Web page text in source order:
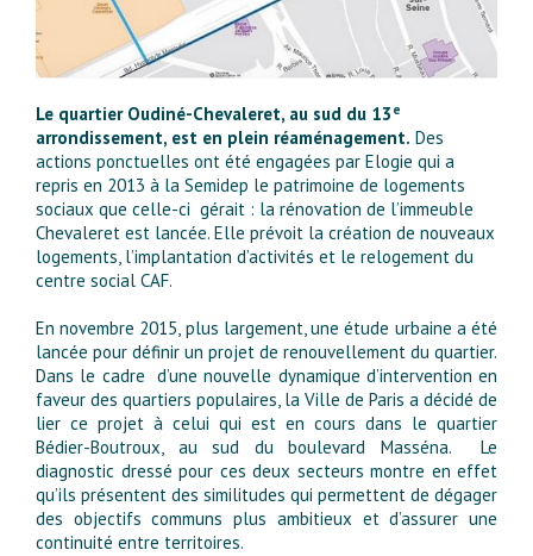
Le quartier Oudiné-Chevaleret, au sud du 13 e
arrondissement, est en plein réaménagement. Des
actions ponctuelles ont été engagées par Elogie qui a
repris en 2013 à la Semidep le patrimoine de logements
sociaux que celle-ci gérait : la rénovation de l’immeuble
Chevaleret est lancée. Elle prévoit la création de nouveaux
logements, l’implantation d’activités et le relogement du
centre social CAF.
En novembre 2015, plus largement, une étude urbaine a été
lancée pour définir un projet de renouvellement du quartier.
Dans le cadre d’une nouvelle dynamique d’intervention en
faveur des quartiers populaires, la Ville de Paris a décidé de
lier ce projet à celui qui est en cours dans le quartier
Bédier-Boutroux, au sud du boulevard Masséna. Le
diagnostic dressé pour ces deux secteurs montre en effet
qu’ils présentent des similitudes qui permettent de dégager
des objectifs communs plus ambitieux et d’assurer une
continuité entre territoires.